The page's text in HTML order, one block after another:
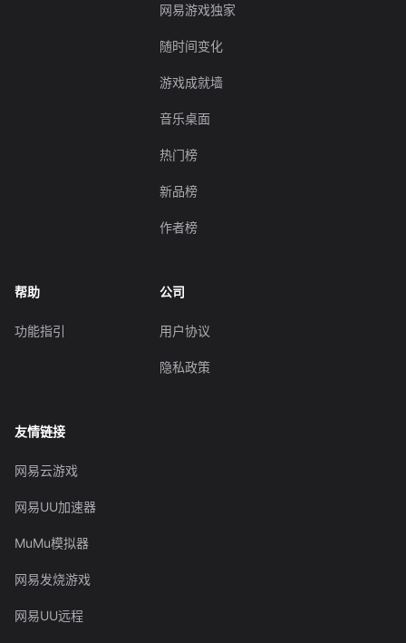
网易游戏独家
随时间变化
游戏成就墙
音乐桌面
热门榜
新品榜
作者榜
帮助
功能指引
公司
用户协议
隐私政策
友情链接
网易云游戏
网易UU加速器
MuMu模拟器
网易发烧游戏
网易UU远程